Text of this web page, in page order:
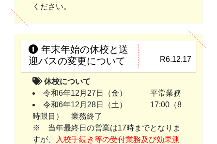
ください。
年末年始の休校と送
迎バスの変更について
R6.12.17
休校について
令和6年12月27日（金） 平常業務
令和6年12月28日（土） 17:00（8
時限目） 業務終了
※ 当年最終日の営業は17時までとなりま
すが、
入校手続き等の受付業務及び効果測